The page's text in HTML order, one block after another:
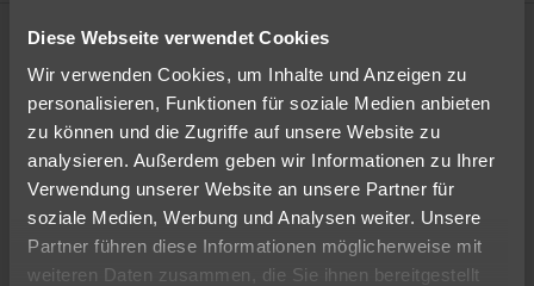
Diese Webseite verwendet Cookies
Wir verwenden Cookies, um Inhalte und Anzeigen zu
personalisieren, Funktionen für soziale Medien anbieten
zu können und die Zugriffe auf unsere Website zu
analysieren. Außerdem geben wir Informationen zu Ihrer
Verwendung unserer Website an unsere Partner für
soziale Medien, Werbung und Analysen weiter. Unsere
Partner führen diese Informationen möglicherweise mit
weiteren Daten zusammen, die Sie ihnen bereitgestellt
Ändere die Kriterien nach deinen Wünschen
Pauschal Nur Hotel
Abflughafen
Alle Abflughäfen